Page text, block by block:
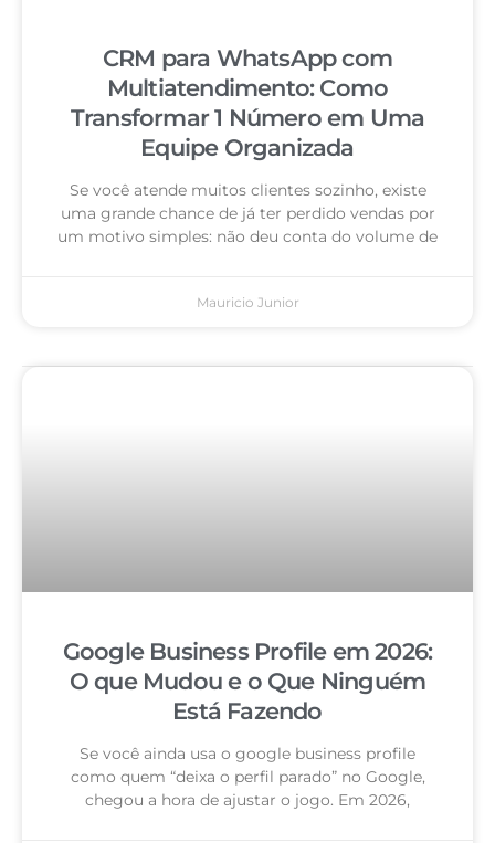
CRM para WhatsApp com
Multiatendimento: Como
Transformar 1 Número em Uma
Equipe Organizada
Se você atende muitos clientes sozinho, existe
uma grande chance de já ter perdido vendas por
um motivo simples: não deu conta do volume de
Mauricio Junior
Google Business Profile em 2026:
O que Mudou e o Que Ninguém
Está Fazendo
Se você ainda usa o google business profile
como quem “deixa o perfil parado” no Google,
chegou a hora de ajustar o jogo. Em 2026,